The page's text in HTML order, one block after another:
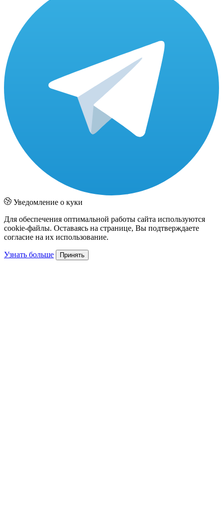
Уведомление о куки
Для обеспечения оптимальной работы сайта используются
cookie-файлы. Оставаясь на странице, Вы подтверждаете
согласие на их использование.
Узнать больше Принять